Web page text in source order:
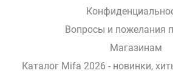
в
Вопросы и пожелания
Магазинам
Каталог Mifa 2026 - новинки,